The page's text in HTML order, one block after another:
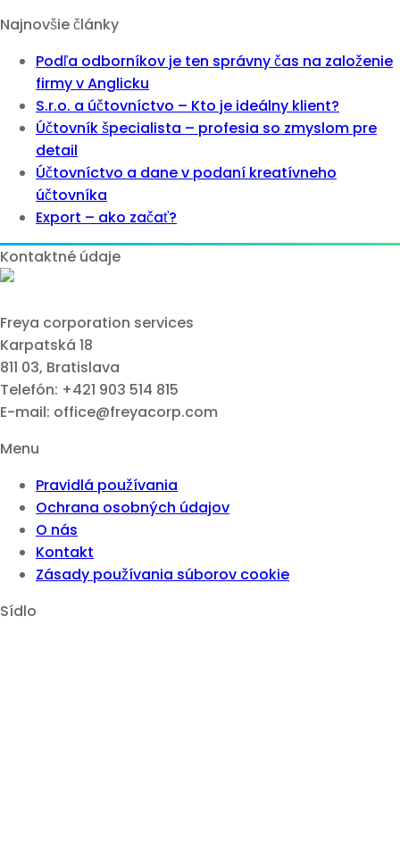
Najnovšie články
Podľa odborníkov je ten správny čas na založenie
firmy v Anglicku
S.r.o. a účtovníctvo – Kto je ideálny klient?
Účtovník špecialista – profesia so zmyslom pre
detail
Účtovníctvo a dane v podaní kreatívneho
účtovníka
Export – ako začať?
Kontaktné údaje
Freya corporation services
Karpatská 18
811 03, Bratislava
Telefón: +421 903 514 815
E-mail: office@freyacorp.com
Menu
Pravidlá používania
Ochrana osobných údajov
O nás
Kontakt
Zásady používania súborov cookie
Sídlo